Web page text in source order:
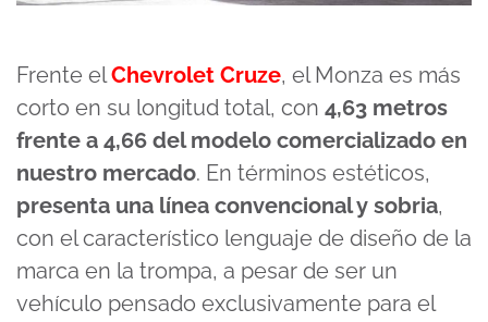
Frente elChevrolet Cruze, el Monza es más
corto en su longitud total, con 4,63 metros
frente a 4,66 del modelo comercializado en
nuestro mercado. En términos estéticos,
presenta una línea convencional y sobria,
con el característico lenguaje de diseño de la
marca en la trompa, a pesar de ser un
vehículo pensado exclusivamente para el